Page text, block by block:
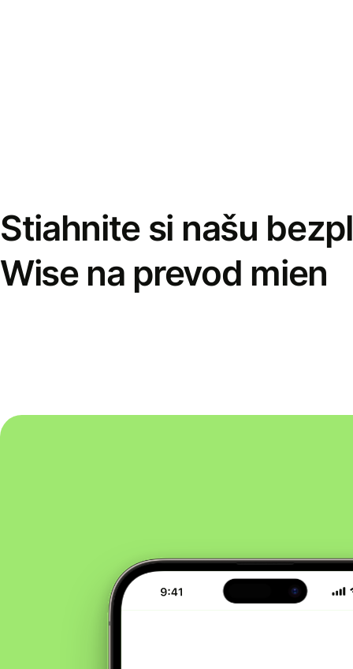
Stiahnite si našu
Wise na prevod mien